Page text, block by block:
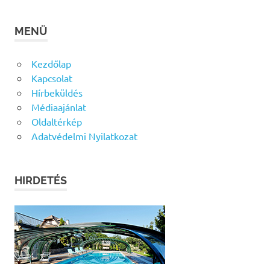
MENÜ
Kezdőlap
Kapcsolat
Hírbeküldés
Médiaajánlat
Oldaltérkép
Adatvédelmi Nyilatkozat
HIRDETÉS